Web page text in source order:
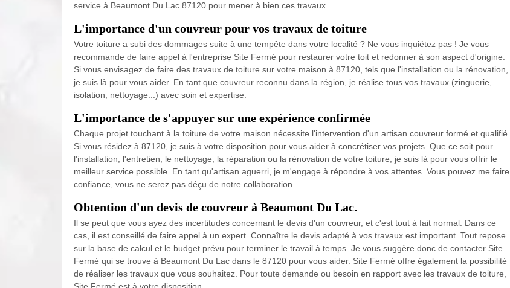
service à Beaumont Du Lac 87120 pour mener à bien ces travaux.
L'importance d'un couvreur pour vos travaux de toiture
Votre toiture a subi des dommages suite à une tempête dans votre localité ? Ne vous inquiétez pas ! Je vous
recommande de faire appel à l'entreprise Site Fermé pour restaurer votre toit et redonner à son aspect d'origine.
Si vous envisagez de faire des travaux de toiture sur votre maison à 87120, tels que l'installation ou la rénovation,
je suis là pour vous aider. En tant que couvreur reconnu dans la région, je réalise tous vos travaux (zinguerie,
isolation, nettoyage...) avec soin et expertise.
L'importance de s'appuyer sur une expérience confirmée
Chaque projet touchant à la toiture de votre maison nécessite l'intervention d'un artisan couvreur formé et qualifié.
Si vous résidez à 87120, je suis à votre disposition pour vous aider à concrétiser vos projets. Que ce soit pour
l'installation, l'entretien, le nettoyage, la réparation ou la rénovation de votre toiture, je suis là pour vous offrir le
meilleur service possible. En tant qu'artisan aguerri, je m'engage à répondre à vos attentes. Vous pouvez me faire
confiance, vous ne serez pas déçu de notre collaboration.
Obtention d'un devis de couvreur à Beaumont Du Lac.
Il se peut que vous ayez des incertitudes concernant le devis d'un couvreur, et c'est tout à fait normal. Dans ce
cas, il est conseillé de faire appel à un expert. Connaître le devis adapté à vos travaux est important. Tout repose
sur la base de calcul et le budget prévu pour terminer le travail à temps. Je vous suggère donc de contacter Site
Fermé qui se trouve à Beaumont Du Lac dans le 87120 pour vous aider. Site Fermé offre également la possibilité
de réaliser les travaux que vous souhaitez. Pour toute demande ou besoin en rapport avec les travaux de toiture,